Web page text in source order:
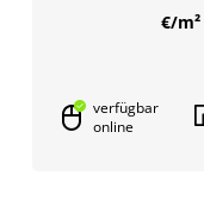
€/m²
verfügbar
online